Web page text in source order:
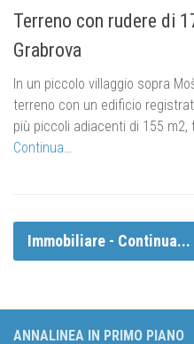
Terreno con rudere di
Grabrova
In un piccolo villaggio sopra
terreno con un edificio
più piccoli adiacenti di 155
Continua…
Immobiliare - Continua...
ANNALINEA IN PRIMO PIANO